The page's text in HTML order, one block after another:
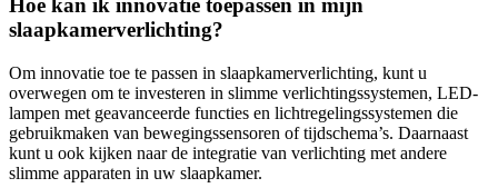
Hoe kan ik innovatie toepassen in mijn
slaapkamerverlichting?
Om innovatie toe te passen in slaapkamerverlichting, kunt u
overwegen om te investeren in slimme verlichtingssystemen, LED-
lampen met geavanceerde functies en lichtregelingssystemen die
gebruikmaken van bewegingssensoren of tijdschema’s. Daarnaast
kunt u ook kijken naar de integratie van verlichting met andere
slimme apparaten in uw slaapkamer.